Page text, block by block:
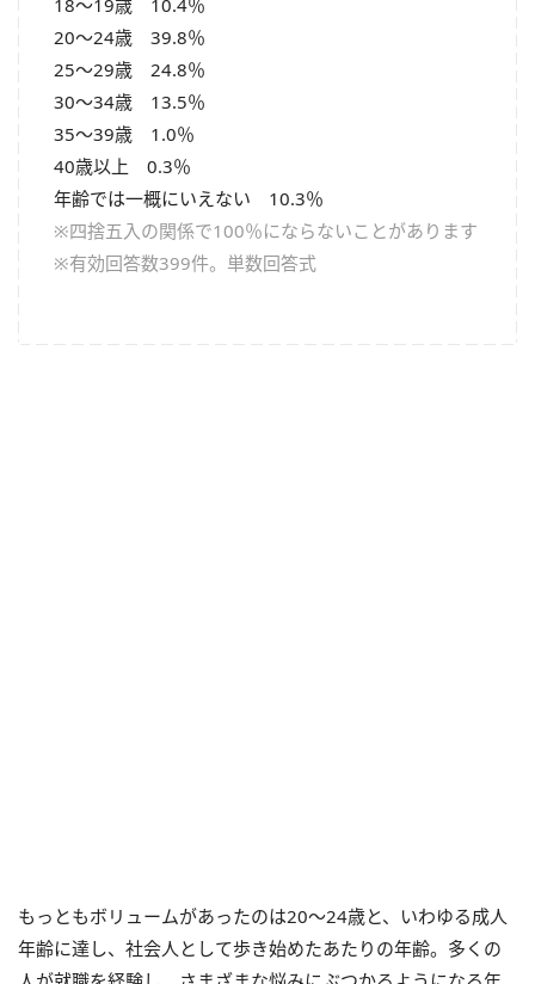
20～24歳 39.8％
25～29歳 24.8％
30～34歳 13.5％
35～39歳 1.0％
40歳以上 0.3％
年齢では一概にいえない 10.3％
※四捨五入の関係で100％にならないことがあります
※有効回答数399件。単数回答式
もっともボリュームがあったのは20～24歳と、いわゆる成人
年齢に達し、社会人として歩き始めたあたりの年齢。多くの